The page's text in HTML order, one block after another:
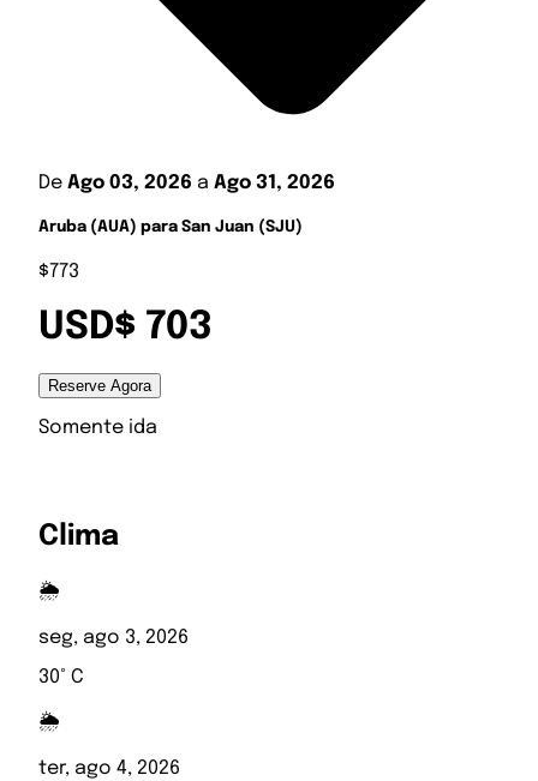
De Ago 03, 2026 a Ago 31, 2026
Aruba (AUA) para San Juan (SJU)
$773
USD$ 703
Reserve Agora
Somente ida
Clima
🌦️
seg, ago 3, 2026
30° C
🌦️
ter, ago 4, 2026